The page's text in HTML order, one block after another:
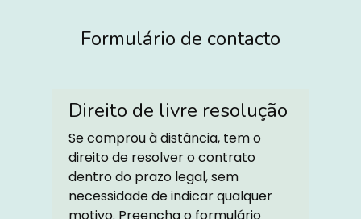
Formulário de contacto
Direito de livre resolução
Se comprou à distância, tem o
direito de resolver o contrato
dentro do prazo legal, sem
necessidade de indicar qualquer